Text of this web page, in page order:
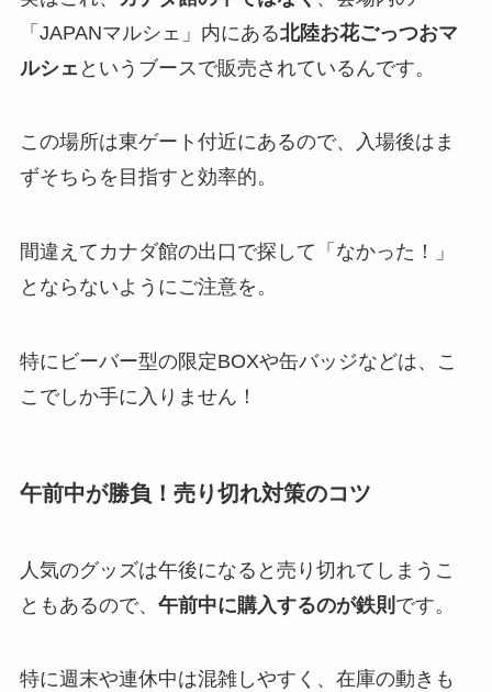
「JAPANマルシェ」内にある北陸お花ごっつおマ
ルシェ というブースで販売されているんです。
この場所は東ゲート付近にあるので、入場後はま
ずそちらを目指すと効率的。
間違えてカナダ館の出口で探して「なかった！」
とならないようにご注意を。
特にビーバー型の限定BOXや缶バッジなどは、こ
こでしか手に入りません！
午前中が勝負！売り切れ対策のコツ
人気のグッズは午後になると売り切れてしまうこ
ともあるので、 午前中に購入するのが鉄則 です。
特に週末や連休中は混雑しやすく、在庫の動きも